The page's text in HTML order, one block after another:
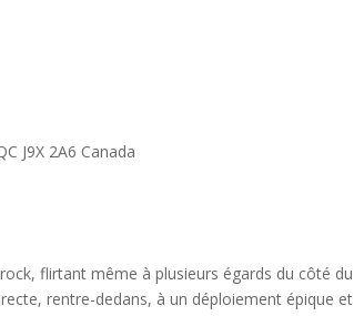
J9X 2A6 Canada
flirtant même à plusieurs égards du côté du
rentre-dedans, à un déploiement épique et